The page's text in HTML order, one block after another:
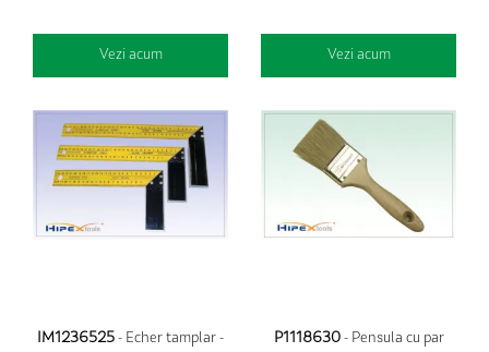
Vezi acum Vezi acum
IM1236525 - Echer tamplar -
P1118630- Pensula cu par